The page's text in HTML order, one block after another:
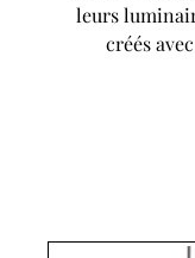
leurs
créés